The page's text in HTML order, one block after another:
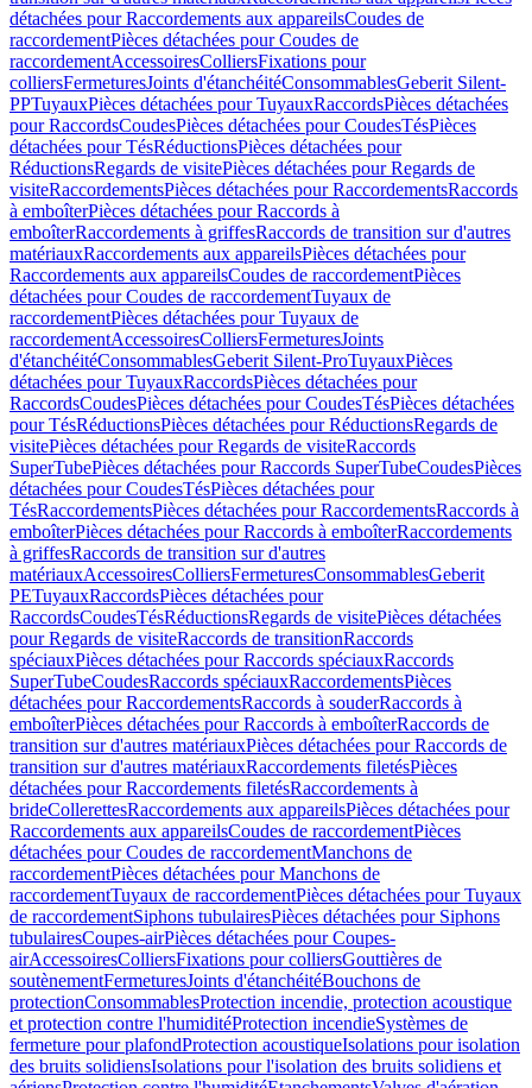
détachées pour Raccordements aux appareilsCoudes de
raccordementPièces détachées pour Coudes de
raccordementAccessoiresColliersFixations pour
colliersFermeturesJoints d'étanchéitéConsommablesGeberit Silent-
PPTuyauxPièces détachées pour TuyauxRaccordsPièces détachées
pour RaccordsCoudesPièces détachées pour CoudesTésPièces
détachées pour TésRéductionsPièces détachées pour
RéductionsRegards de visitePièces détachées pour Regards de
visiteRaccordementsPièces détachées pour RaccordementsRaccords
à emboîterPièces détachées pour Raccords à
emboîterRaccordements à griffesRaccords de transition sur d'autres
matériauxRaccordements aux appareilsPièces détachées pour
Raccordements aux appareilsCoudes de raccordementPièces
détachées pour Coudes de raccordementTuyaux de
raccordementPièces détachées pour Tuyaux de
raccordementAccessoiresColliersFermeturesJoints
d'étanchéitéConsommablesGeberit Silent-ProTuyauxPièces
détachées pour TuyauxRaccordsPièces détachées pour
RaccordsCoudesPièces détachées pour CoudesTésPièces détachées
pour TésRéductionsPièces détachées pour RéductionsRegards de
visitePièces détachées pour Regards de visiteRaccords
SuperTubePièces détachées pour Raccords SuperTubeCoudesPièces
détachées pour CoudesTésPièces détachées pour
TésRaccordementsPièces détachées pour RaccordementsRaccords à
emboîterPièces détachées pour Raccords à emboîterRaccordements
à griffesRaccords de transition sur d'autres
matériauxAccessoiresColliersFermeturesConsommablesGeberit
PETuyauxRaccordsPièces détachées pour
RaccordsCoudesTésRéductionsRegards de visitePièces détachées
pour Regards de visiteRaccords de transitionRaccords
spéciauxPièces détachées pour Raccords spéciauxRaccords
SuperTubeCoudesRaccords spéciauxRaccordementsPièces
détachées pour RaccordementsRaccords à souderRaccords à
emboîterPièces détachées pour Raccords à emboîterRaccords de
transition sur d'autres matériauxPièces détachées pour Raccords de
transition sur d'autres matériauxRaccordements filetésPièces
détachées pour Raccordements filetésRaccordements à
brideCollerettesRaccordements aux appareilsPièces détachées pour
Raccordements aux appareilsCoudes de raccordementPièces
détachées pour Coudes de raccordementManchons de
raccordementPièces détachées pour Manchons de
raccordementTuyaux de raccordementPièces détachées pour Tuyaux
de raccordementSiphons tubulairesPièces détachées pour Siphons
tubulairesCoupes-airPièces détachées pour Coupes-
airAccessoiresColliersFixations pour colliersGouttières de
soutènementFermeturesJoints d'étanchéitéBouchons de
protectionConsommablesProtection incendie, protection acoustique
et protection contre l'humiditéProtection incendieSystèmes de
fermeture pour plafondProtection acoustiqueIsolations pour isolation
des bruits solidiensIsolations pour l'isolation des bruits solidiens et